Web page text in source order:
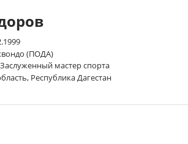
(ПОДА)
Заслуженный мастер спорта
Республика Дагестан